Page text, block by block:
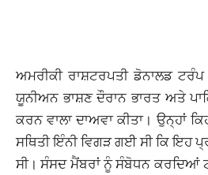
ਅਮਰੀਕੀ ਰਾਸ਼ਟਰਪਤੀ ਡੋਨਾਲਡ
ਯੂਨੀਅਨ ਭਾਸ਼ਣ ਦੌਰਾਨ ਭਾਰਤ ਅਤੇ
ਕਰਨ ਵਾਲਾ ਦਾਅਵਾ ਕੀਤਾ। ਉਨ੍ਹਾਂ
ਸਥਿਤੀ ਇੰਨੀ ਵਿਗੜ ਗਈ ਸੀ ਕਿ ਇਹ
ਸੀ। ਸੰਸਦ ਮੈਂਬਰਾਂ ਨੂੰ ਸੰਬੋਧਨ ਕਰਦਿਆਂ